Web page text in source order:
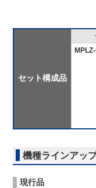
セット構成品
機種ラインアッ
現行品